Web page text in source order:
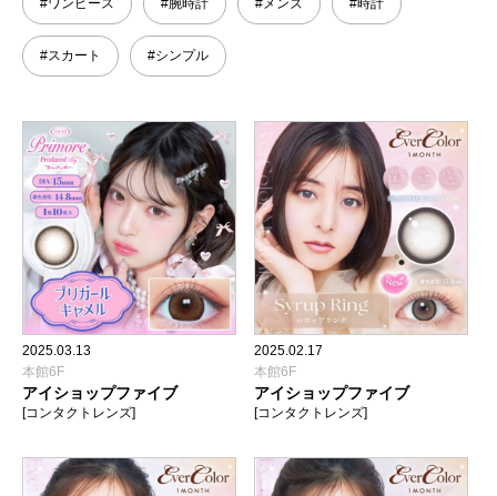
#ワンピース #腕時計 #メンズ #時計
#スカート #シンプル
2025.03.13
本館6F
アイショップファイブ
[コンタクトレンズ]
2025.02.17
本館6F
アイショップファイブ
[コンタクトレンズ]